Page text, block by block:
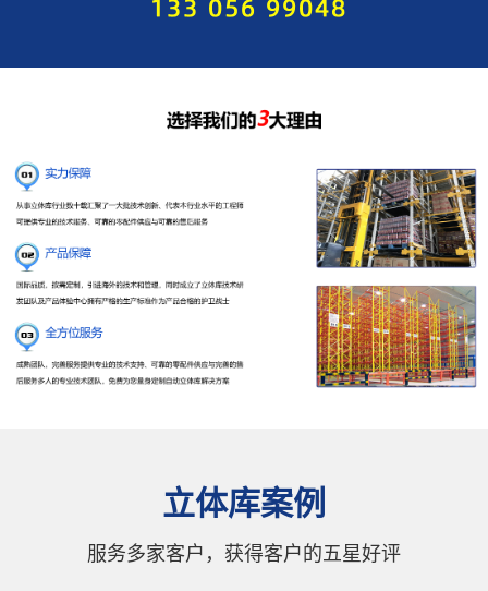
立体库案例
服务多家客户，获得客户的五星好评